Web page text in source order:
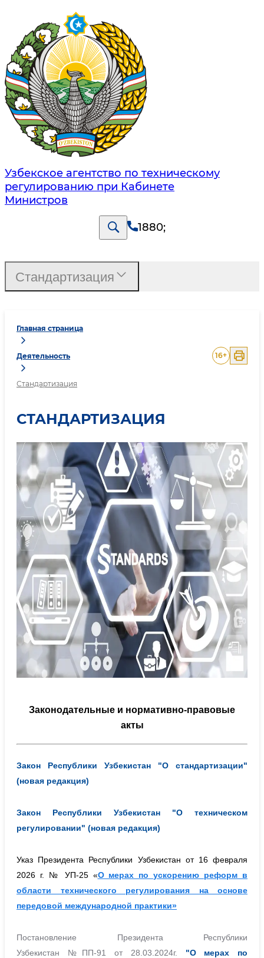
Узбекское агентство по техническому
регулированию при Кабинете
Министров
1880;
Главная страница
Деятельность
Стандартизация
16+
СТАНДАРТИЗАЦИЯ
Законодательные и нормативно-правовые
акты
Закон Республики Узбекистан "О стандартизации"
(новая редакция)
Закон Республики Узбекистан "О техническом
регулировании" (новая редакция)
Указ Президента Республики Узбекистан от 16 февраля
2026 г. № УП-25 «О мерах по ускорению реформ в
области технического регулирования на основе
передовой международной практики»
Постановление Президента Республики
Узбекистан №ПП-91 от 28.03.2024г. "О мерах по
Стандартизация